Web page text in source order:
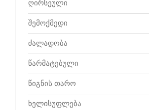
ღირსეული
შემოქმედი
ძალადობა
წარმატებული
წიგნის თარო
ხელისუფლება